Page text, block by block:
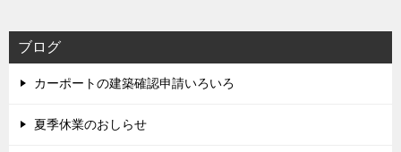
ブログ
カーポートの建築確認申請いろいろ
夏季休業のおしらせ